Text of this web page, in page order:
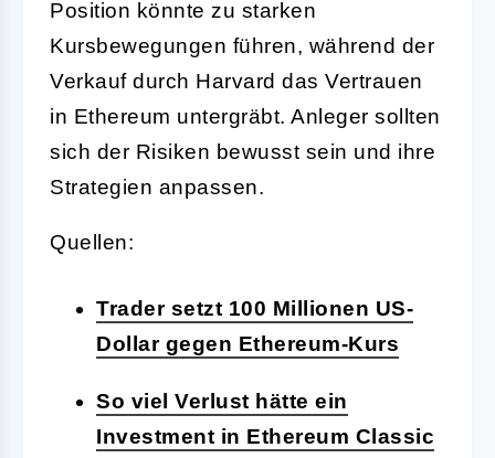
Position könnte zu starken
Kursbewegungen führen, während der
Verkauf durch Harvard das Vertrauen
in Ethereum untergräbt. Anleger sollten
sich der Risiken bewusst sein und ihre
Strategien anpassen.
Quellen:
Trader setzt 100 Millionen US-
Dollar gegen Ethereum-Kurs
So viel Verlust hätte ein
Investment in Ethereum Classic